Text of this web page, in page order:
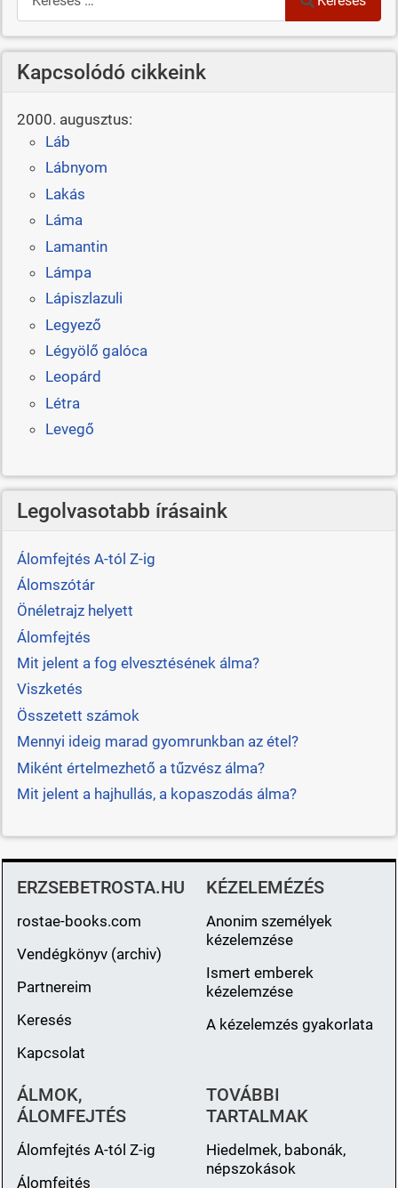
Kapcsolódó cikkeink
2000. augusztus:
Láb
Lábnyom
Lakás
Láma
Lamantin
Lámpa
Lápiszlazuli
Legyező
Légyölő galóca
Leopárd
Létra
Levegő
Legolvasotabb írásaink
Álomfejtés A-tól Z-ig
Álomszótár
Önéletrajz helyett
Álomfejtés
Mit jelent a fog elvesztésének álma?
Viszketés
Összetett számok
Mennyi ideig marad gyomrunkban az étel?
Miként értelmezhető a tűzvész álma?
Mit jelent a hajhullás, a kopaszodás álma?
ERZSEBETROSTA.HU
rostae-books.com
Vendégkönyv (archiv)
Partnereim
Keresés
Kapcsolat
KÉZELEMÉZÉS
Anonim személyek
kézelemzése
Ismert emberek
kézelemzése
A kézelemzés gyakorlata
ÁLMOK,
ÁLOMFEJTÉS
Álomfejtés A-tól Z-ig
Álomfejtés
TOVÁBBI
TARTALMAK
Hiedelmek, babonák,
népszokások